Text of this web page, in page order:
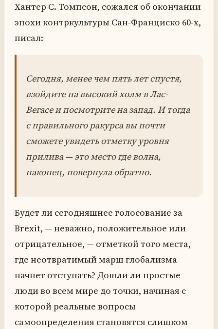
Хантер С. Томпсон, сожалея об окончании
эпохи контркультуры Сан-Франциско 60-х,
писал:
Сегодня, менее чем пять лет спустя,
взойдите на высокий холм в Лас-
Вегасе и посмотрите на запад. И тогда
с правильного ракурса вы почти
сможете увидеть отметку уровня
прилива — это место где волна,
наконец, повернула обратно.
Будет ли сегодняшнее голосование за
Brexit, — неважно, положительное или
отрицательное, — отметкой того места,
где неотвратимый марш глобализма
начнет отступать? Дошли ли простые
люди во всем мире до точки, начиная с
которой реальные вопросы
самоопределения становятся слишком